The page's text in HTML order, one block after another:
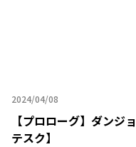
2024/04/08
2024年04月08日
【プロローグ】 ダンジ
テスク】